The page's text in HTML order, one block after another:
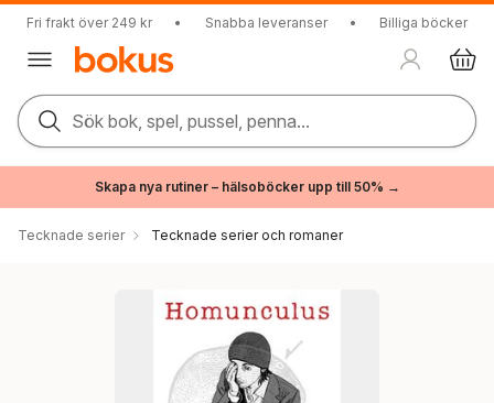
Fri frakt över 249 kr • Snabba leveranser • Billiga böcker
Sök bok, spel, pussel, penna...
Skapa nya rutiner – hälsoböcker upp till 50% →
Tecknade serier Tecknade serier och romaner